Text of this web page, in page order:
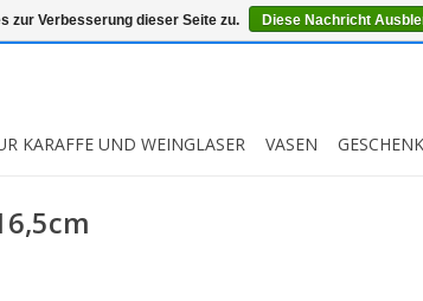
KARAFFE UND WEINGLASER VASEN
zur Verbesserung dieser Seite zu. Diese Nachricht